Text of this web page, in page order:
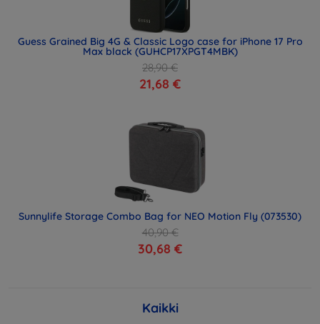
Guess Grained Big 4G & Classic Logo case for iPhone 17 Pro
Max black (GUHCP17XPGT4MBK)
28,90 €
21,68 €
Sunnylife Storage Combo Bag for NEO Motion Fly (073530)
40,90 €
30,68 €
Kaikki